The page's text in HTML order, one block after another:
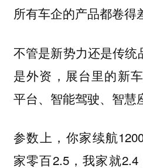
所有车企的产品都卷得
不管是新势力还是传
是外资，展台里的新
平台、智能驾驶、智慧
参数上，你家续航
家零百2.5，我家就